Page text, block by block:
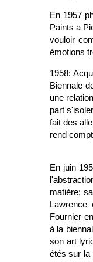
En 1957
Paints a
vouloir
émotions
1958:
Biennale
une
part
fait des
rend
En juin
matière;
Fournier
à la
son art
étés sur la